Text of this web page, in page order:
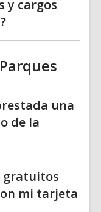
y cargos
una
de la
gratuitos
mi tarjeta